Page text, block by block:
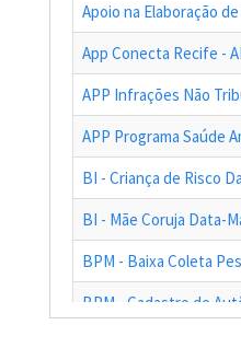
Apoio na Elaboração
App Conecta Recife -
APP Infrações Não
APP Programa Saúde
BI - Criança de Risco
BI - Mãe Coruja Data-
BPM - Baixa Coleta
BPM - Cadastro de